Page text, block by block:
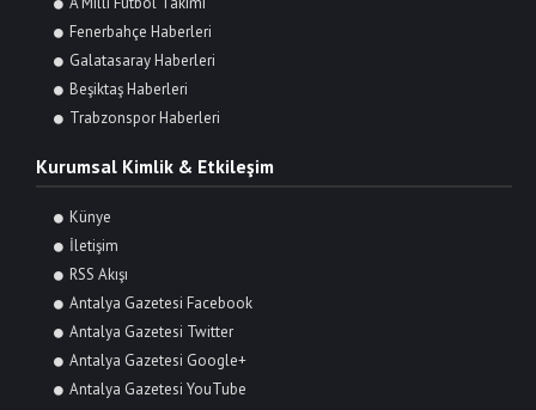
Fenerbahçe Haberleri
Galatasaray Haberleri
Beşiktaş Haberleri
Trabzonspor Haberleri
Kurumsal Kimlik & Etkileşim
Künye
İletişim
RSS Akışı
Antalya Gazetesi Facebook
Antalya Gazetesi Twitter
Antalya Gazetesi Google+
Antalya Gazetesi YouTube